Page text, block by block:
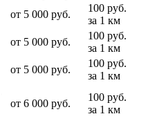
от 5 000 руб.
100 руб.
за 1 км
от 5 000 руб.
100 руб.
за 1 км
от 5 000 руб.
100 руб.
за 1 км
от 6 000 руб.
100 руб.
за 1 км